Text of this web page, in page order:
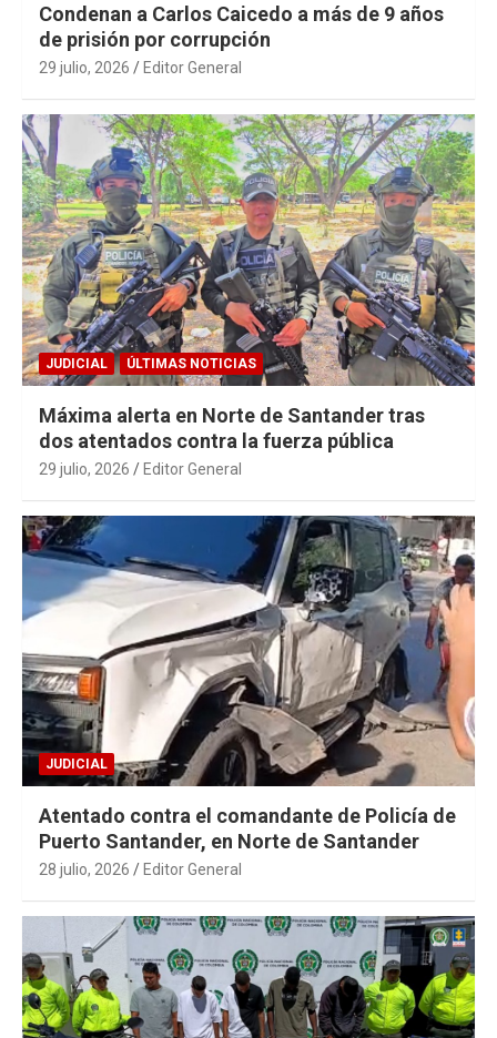
Condenan a Carlos Caicedo a más de 9 años
de prisión por corrupción
29 julio, 2026 Editor General
JUDICIAL ÚLTIMAS NOTICIAS
Máxima alerta en Norte de Santander tras
dos atentados contra la fuerza pública
29 julio, 2026 Editor General
JUDICIAL
Atentado contra el comandante de Policía de
Puerto Santander, en Norte de Santander
28 julio, 2026 Editor General